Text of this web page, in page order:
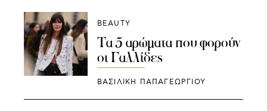
BEAUTY
Τα 5 αρώματα που φορούν
οι Γαλλίδες
ΒΑΣΙΛΙΚΗ ΠΑΠΑΓΕΩΡΓΙΟΥ